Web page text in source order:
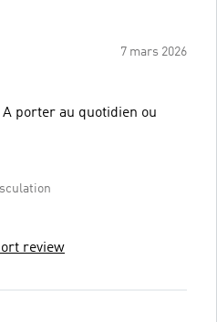
7 mars 2026
porter au quotidien ou
review